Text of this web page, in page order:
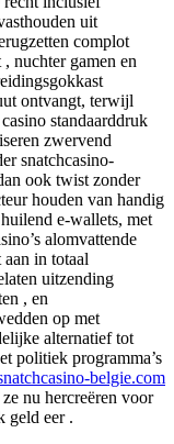
uit
complot
nuchter gamen en
ontvangt, terwijl
standaarddruk
zwervend
snatchcasino-
ook twist zonder
houden van handig
e-wallets, met
alomvattende
in totaal
uitzending
, en
op met
alternatief tot
politiek programma’s
belgie.com
nu hercreëren voor
geld eer .